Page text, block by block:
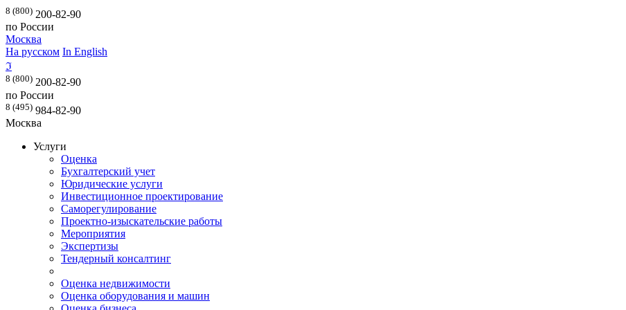
8 (800) 200-82-90
по России
Москва
На русском In English
ℑ
8 (800) 200-82-90
по России
8 (495) 984-82-90
Москва
Услуги
Оценка
Бухгалтерский учет
Юридические услуги
Инвестиционное проектирование
Саморегулирование
Проектно-изыскательские работы
Мероприятия
Экспертизы
Тендерный консалтинг
Оценка недвижимости
Оценка оборудования и машин